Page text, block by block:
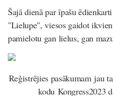
Šajā dienā par īpašu
"Lielupe", viesos gaidot
pamielotu gan lielus, gan
Reģistrējies pasākumam jau
kodu Kongress2023